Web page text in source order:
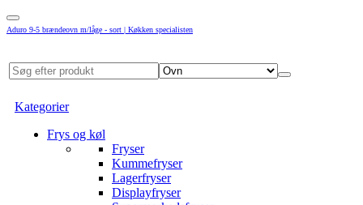
Aduro 9-5 brændeovn m/låge - sort | Køkken specialisten
Kategorier
Frys og køl
Fryser
Kummefryser
Lagerfryser
Displayfryser